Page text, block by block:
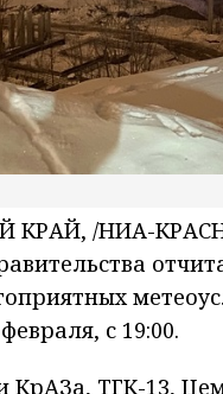
КРАЙ, /НИА-
с 19:00.
КрАЗа, ТГК-13,